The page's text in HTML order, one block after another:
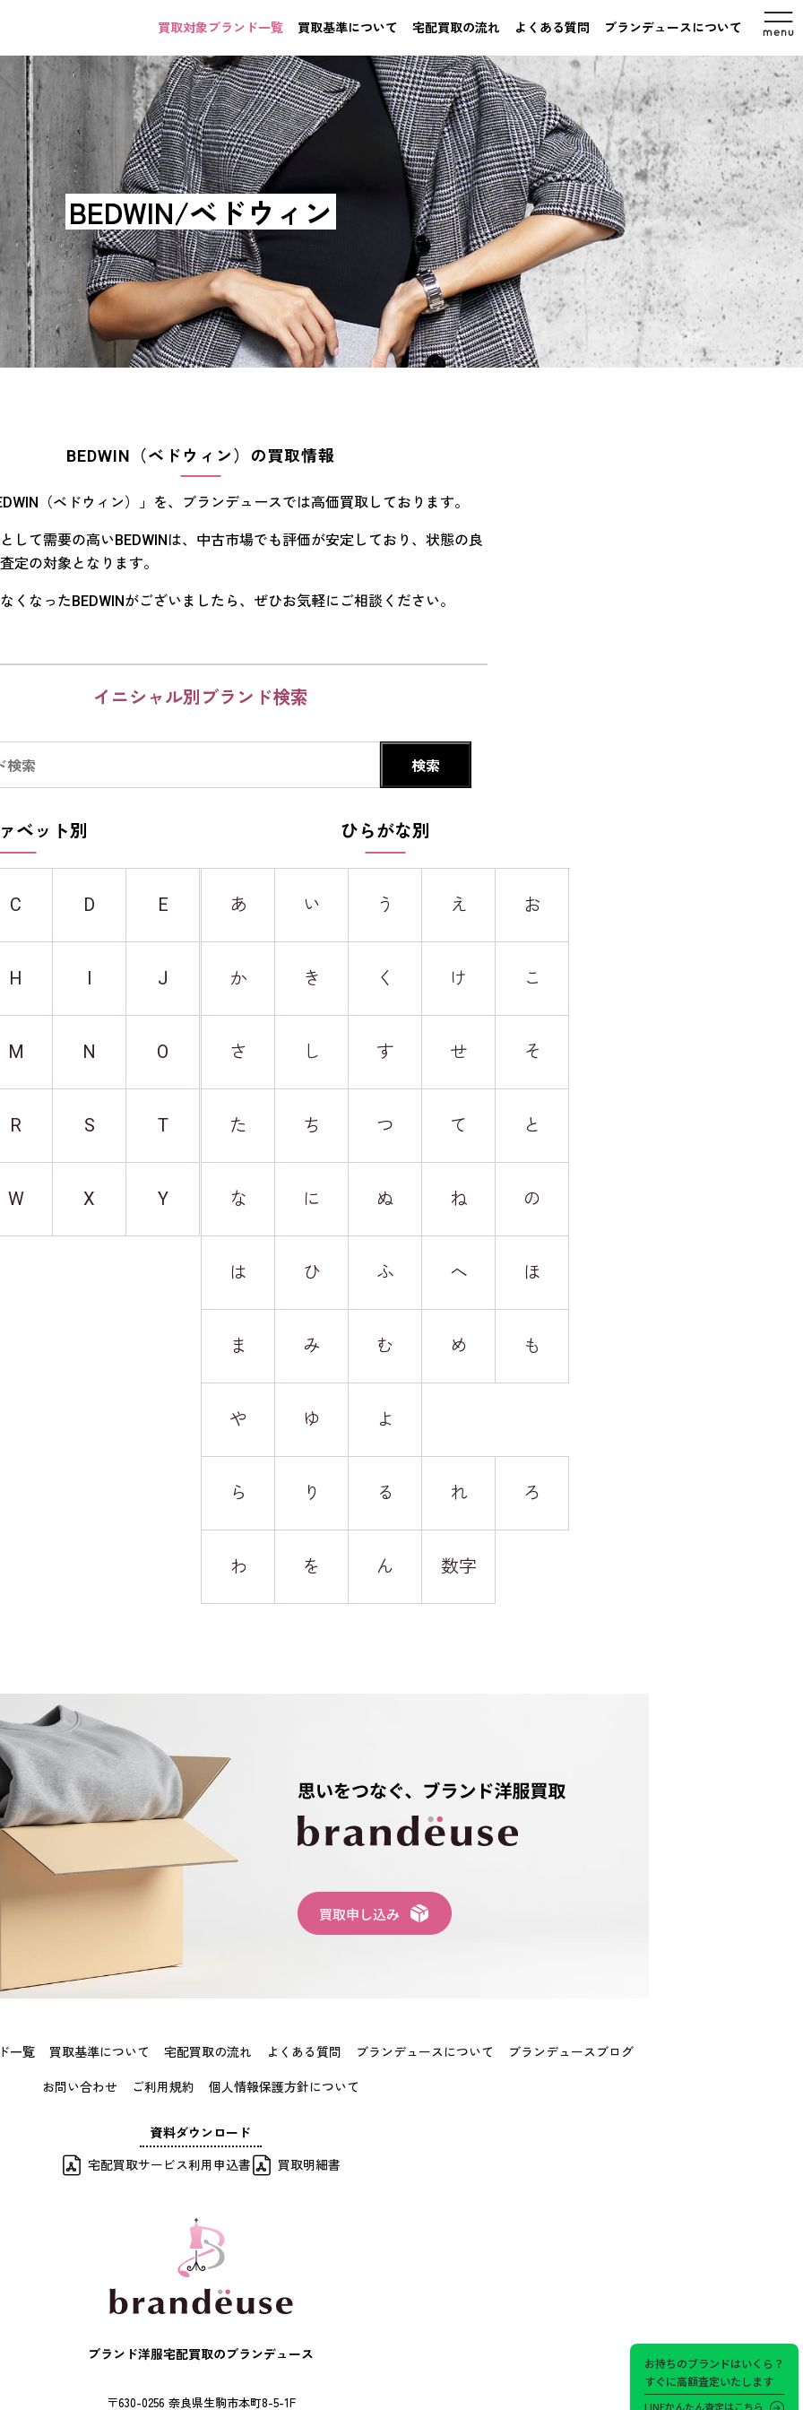
買取対象ブランド一覧 買取基準について 宅配買取の流れ よくある質問 ブランデュースについて
お持ちのブランドはいくら？
すぐに高額査定いたします
LINEかんたん査定はこちら
BEDWIN/ベドウィン
BEDWIN（ベドウィン）の買取情報
（ベドウィン）」を、ブランデュースでは高価買取しております。
して需要の高いBEDWINは、中古市場でも評価が安定しており、状態の良
定の対象となります。
くなったBEDWINがございましたら、ぜひお気軽にご相談ください。
イニシャル別ブランド検索
ベット別
C D E
H I J
M N O
R S T
W X Y
ひらがな別
あ い う え お
か き く け こ
さ し す せ そ
た ち つ て と
な に ぬ ね の
は ひ ふ へ ほ
ま み む め も
や ゆ よ
ら り る れ ろ
わ を ん 数字
一覧 買取基準について 宅配買取の流れ よくある質問 ブランデュースについて
ブランデュースブログ
お問い合わせ
ご利用規約 個人情報保護方針について
資料ダウンロード
宅配買取サービス利用申込書
買取明細書
ブランド洋服宅配買取のブランデュース
〒630-0256 奈良県生駒市本町8-5-1F